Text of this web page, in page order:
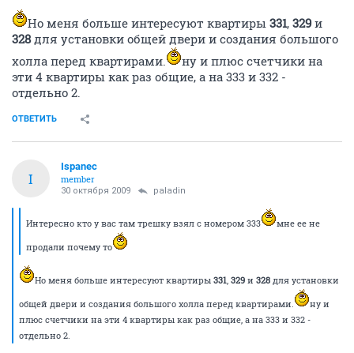
Но меня больше интересуют квартиры 331, 329и
328для установки общей двери и создания большого
холла перед квартирами.
ну и плюс счетчики на
эти 4 квартиры как раз общие, а на 333 и 332 -
отдельно 2.
ОТВЕТИТЬ
I
Ispanec
member
30 октября 2009 paladin
Интересно кто у вас там трешку взял с номером 333
мне ее не
продали почему то
Но меня больше интересуют квартиры 331, 329 и 328 для установки
общей двери и создания большого холла перед квартирами.
ну и
плюс счетчики на эти 4 квартиры как раз общие, а на 333 и 332 -
отдельно 2.